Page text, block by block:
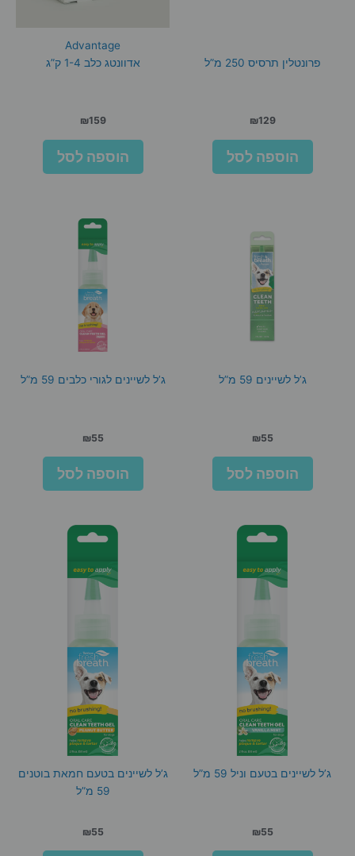
פרונטלין תרסיס 250 מ”ל
₪129
הוספה לסל
Advantage
אדוונטג כלב 1-4 ק”ג
₪159
הוספה לסל
ג’ל לשיינים 59 מ”ל
₪55
הוספה לסל
ג’ל לשיינים לגורי כלבים 59 מ”ל
₪55
הוספה לסל
ג’ל לשיינים בטעם וניל 59 מ”ל
₪55
ג’ל לשיינים בטעם חמאת בוטנים
59 מ”ל
₪55